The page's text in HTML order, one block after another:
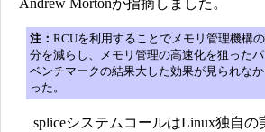
Andrew Mortonが指摘しました。
注： RCUを利用することでメモリ管理機構
分を減らし、メモリ管理の高速化を狙ったパ
ベンチマークの結果大した効果が見られな
った。
spliceシステムコールはLinux独自の